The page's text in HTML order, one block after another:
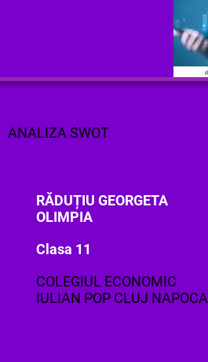
ANALIZA SWOT
RĂDUȚIU GEORGETA
OLIMPIA
Clasa 11
COLEGIUL ECONOMIC
IULIAN POP CLUJ NAPOCA